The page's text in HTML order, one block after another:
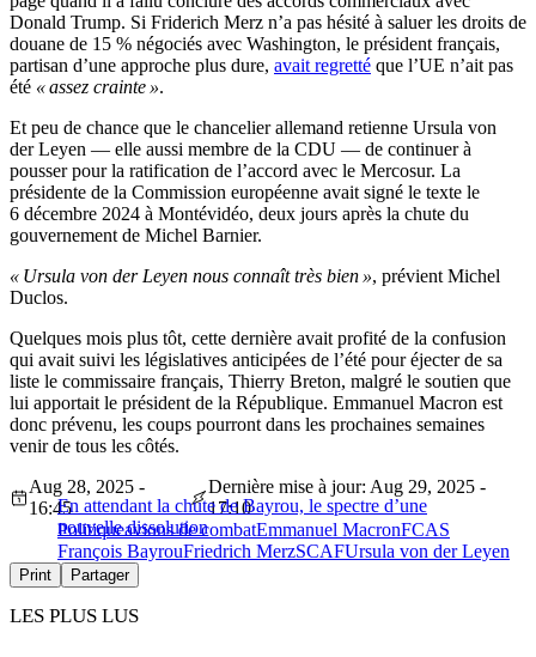
Donald Trump. Si Friderich Merz n’a pas hésité à saluer les droits de
douane de 15 % négociés avec Washington, le président français,
partisan d’une approche plus dure, avait regretté que l’UE n’ait pas
été « assez crainte ».
Et peu de chance que le chancelier allemand retienne Ursula von
der Leyen — elle aussi membre de la CDU — de continuer à
pousser pour la ratification de l’accord avec le Mercosur. La
présidente de la Commission européenne avait signé le texte le
6 décembre 2024 à Montévidéo, deux jours après la chute du
gouvernement de Michel Barnier.
« Ursula von der Leyen nous connaît très bien », prévient Michel
Duclos.
Quelques mois plus tôt, cette dernière avait profité de la confusion
qui avait suivi les législatives anticipées de l’été pour éjecter de sa
liste le commissaire français, Thierry Breton, malgré le soutien que
lui apportait le président de la République. Emmanuel Macron est
donc prévenu, les coups pourront dans les prochaines semaines
venir de tous les côtés.
En attendant la chute de Bayrou, le spectre d’une
nouvelle dissolution
Aug 28, 2025 -
16:45
Dernière mise à jour: Aug 29, 2025 -
17:10
Politiqueavions de combatEmmanuel MacronFCAS
François BayrouFriedrich MerzSCAFUrsula von der Leyen
Print Partager
LES PLUS LUS